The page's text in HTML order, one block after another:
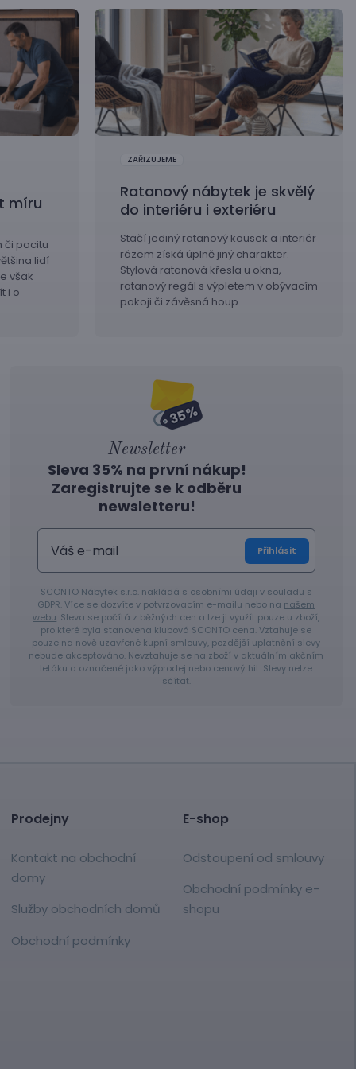
míru
či pocitu
lidí
však
i o
ZAŘIZUJEME
Ratanový nábytek je skvělý
do interiéru i exteriéru
Stačí jediný ratanový kousek a interiér
rázem získá úplně jiný charakter.
Stylová ratanová křesla u okna,
ratanový regál s výpletem v obývacím
pokoji či závěsná houp…
Newsletter
Sleva 35% na první nákup!
Zaregistrujte se k odběru
newsletteru!
Přihlásit
SCONTO Nábytek s.r.o. nakládá s osobními údaji v souladu s
GDPR. Více se dozvíte v potvrzovacím e-mailu nebo na našem
webu. Sleva se počítá z běžných cen a lze ji využít pouze u zboží,
pro které byla stanovena klubová SCONTO cena. Vztahuje se
pouze na nově uzavřené kupní smlouvy, pozdější uplatnění slevy
nebude akceptováno. Nevztahuje se na zboží v aktuálním akčním
letáku a označené jako výprodej nebo cenový hit. Slevy nelze
sčítat.
Prodejny
Kontakt na obchodní
domy
Služby obchodních domů
Obchodní podmínky
E-shop
Odstoupení od smlouvy
Obchodní podmínky e-
shopu